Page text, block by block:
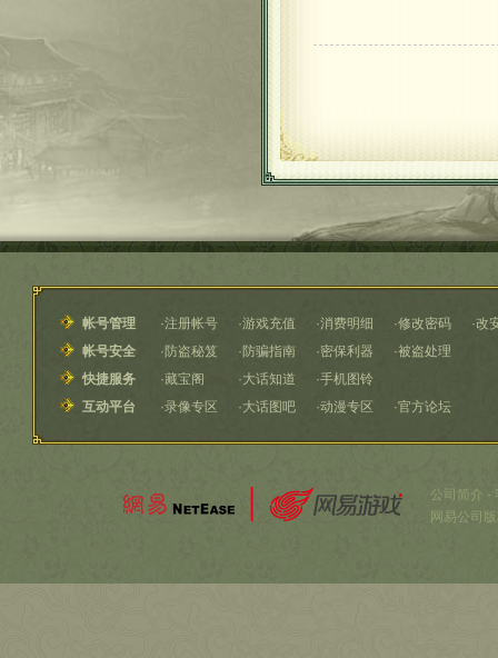
帐号管理 ·注册帐号 ·游戏充值 ·消费明细 ·修改密码 ·改
帐号安全
· 防盗秘笈 · 防骗指南 ·密保利器 ·被盗处理
快捷服务
·藏宝阁 ·大话知道 ·手机图铃
互动平台
·录像专区 ·大话图吧 ·动漫专区 ·官方论坛
公司简介 -
网易公司